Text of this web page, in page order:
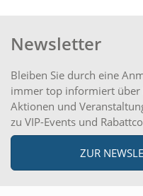
Newsletter
Bleiben Sie durch eine
immer top informiert über
Aktionen und
zu VIP-Events und
ZUR